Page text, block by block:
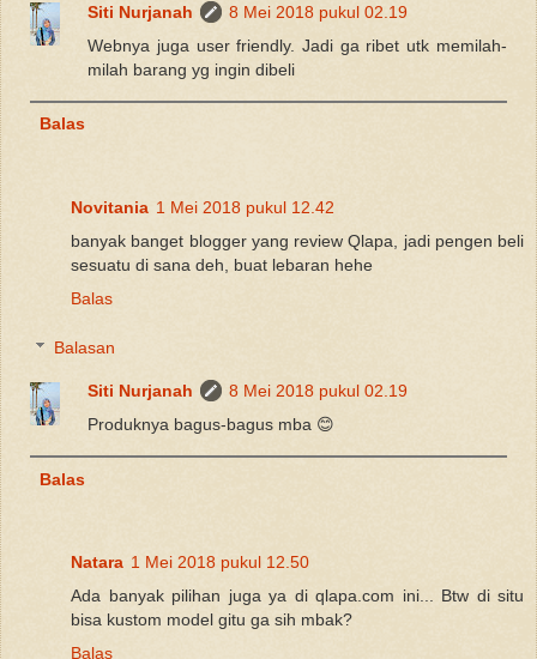
Siti Nurjanah
8 Mei 2018 pukul 02.19
Webnya juga user friendly. Jadi ga ribet utk memilah-
milah barang yg ingin dibeli
Balas
Novitania 1 Mei 2018 pukul 12.42
banyak banget blogger yang review Qlapa, jadi pengen beli
sesuatu di sana deh, buat lebaran hehe
Balas
Balasan
Siti Nurjanah
8 Mei 2018 pukul 02.19
Produknya bagus-bagus mba 😊
Balas
Natara 1 Mei 2018 pukul 12.50
Ada banyak pilihan juga ya di qlapa.com ini... Btw di situ
bisa kustom model gitu ga sih mbak?
Balas